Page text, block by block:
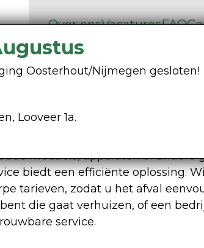
Over onsVacaturesFAQ
Containers
meubels, apparaten of andere
biedt een efficiënte oplossing.
tarieven, zodat u het afval
die gaat verhuizen, of een
service.
Oosterhout/Nijmegen gesloten!
Looveer 1a.